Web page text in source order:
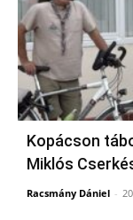
Kopácson
Miklós
Racsmány Dániel -